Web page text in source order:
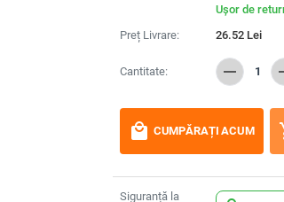
Ușor de
Preț Livrare:
26.52Lei
Cantitate: remove 1
local_mall CUMPĂRAȚI ACUM
Siguranță la